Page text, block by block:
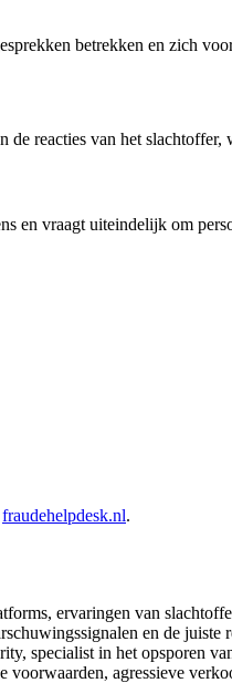
betrekken en zich
de reacties van het
en vraagt uiteindelijk om
fraudehelpdesk.nl.
ervaringen van
en de
specialist in het opsporen
agressieve